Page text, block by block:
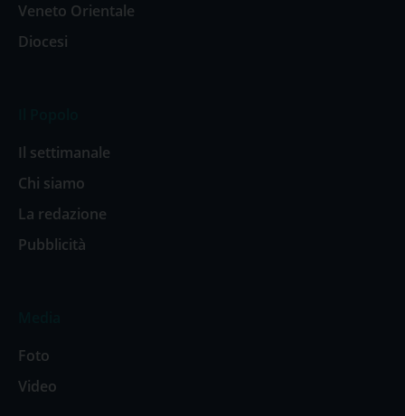
Veneto Orientale
Diocesi
Il settimanale
Chi siamo
La redazione
Pubblicità
Foto
Video